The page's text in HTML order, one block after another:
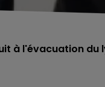
à l'évacuation